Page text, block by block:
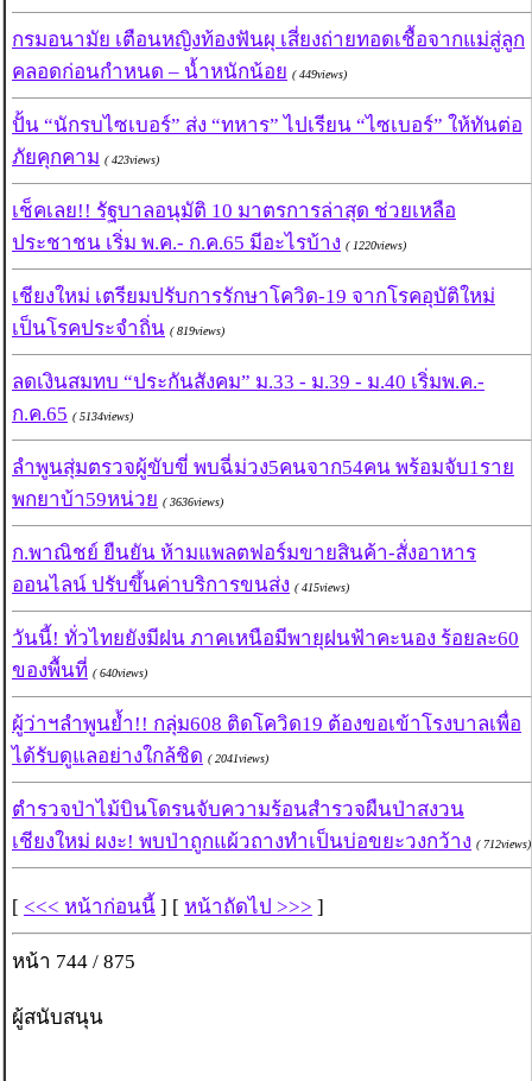
กรมอนามัย เตือนหญิงท้องฟันผุ เสี่ยงถ่ายทอดเชื้อจากแม่สู่ลูก
คลอดก่อนกำหนด – น้ำหนักน้อย ( 449views)
ปั้น “นักรบไซเบอร์” ส่ง “ทหาร” ไปเรียน “ไซเบอร์” ให้ทันต่อ
ภัยคุกคาม ( 423views)
เช็คเลย!! รัฐบาลอนุมัติ 10 มาตรการล่าสุด ช่วยเหลือ
ประชาชน เริ่ม พ.ค.- ก.ค.65 มีอะไรบ้าง ( 1220views)
เชียงใหม่ เตรียมปรับการรักษาโควิด-19 จากโรคอุบัติใหม่
เป็นโรคประจำถิ่น ( 819views)
ลดเงินสมทบ “ประกันสังคม” ม.33 - ม.39 - ม.40 เริ่มพ.ค.-
ก.ค.65 ( 5134views)
ลำพูนสุ่มตรวจผู้ขับขี่ พบฉี่ม่วง5คนจาก54คน พร้อมจับ1ราย
พกยาบ้า59หน่วย ( 3636views)
ก.พาณิชย์ ยืนยัน ห้ามแพลตฟอร์มขายสินค้า-สั่งอาหาร
ออนไลน์ ปรับขึ้นค่าบริการขนส่ง ( 415views)
วันนี้! ทั่วไทยยังมีฝน ภาคเหนือมีพายุฝนฟ้าคะนอง ร้อยละ60
ของพื้นที่ ( 640views)
ผู้ว่าฯลำพูนย้ำ!! กลุ่ม608 ติดโควิด19 ต้องขอเข้าโรงบาลเพื่อ
ได้รับดูแลอย่างใกล้ชิด ( 2041views)
ตำรวจป่าไม้บินโดรนจับความร้อนสำรวจผืนป่าสงวน
เชียงใหม่ ผงะ! พบป่าถูกแผ้วถางทำเป็นบ่อขยะวงกว้าง ( 712views)
[ <<< หน้าก่อนนี้ ] [ หน้าถัดไป >>> ]
หน้า 744 / 875
ผู้สนับสนุน